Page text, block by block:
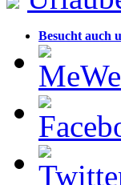
Besucht auch